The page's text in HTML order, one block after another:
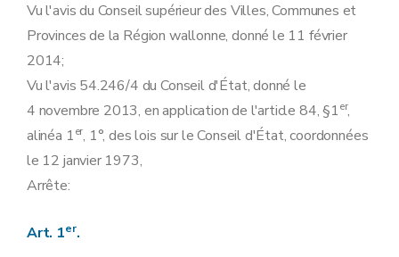
Vu l'avis du Conseil supérieur des Villes, Communes et
Provinces de la Région wallonne, donné le 11 février
2014;
Vu l'avis 54.246/4 du Conseil d'État, donné le
4 novembre 2013, en application de l'article 84, §1er,
alinéa 1er, 1°, des lois sur le Conseil d'État, coordonnées
le 12 janvier 1973,
Arrête:
Art. 1er.